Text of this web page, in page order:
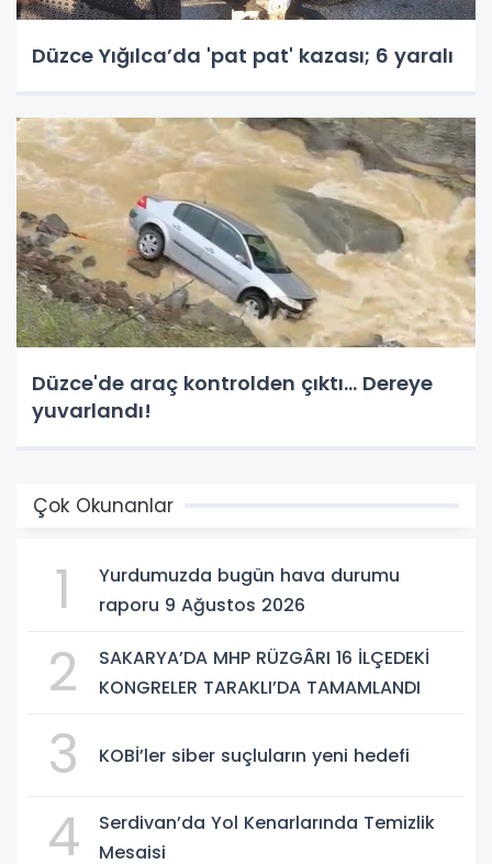
Düzce Yığılca’da 'pat pat' kazası; 6 yaralı
Düzce'de araç kontrolden çıktı... Dereye
yuvarlandı!
Çok Okunanlar
1
Yurdumuzda bugün hava durumu
raporu 9 Ağustos 2026
2
SAKARYA’DA MHP RÜZGÂRI 16 İLÇEDEKİ
KONGRELER TARAKLI’DA TAMAMLANDI
3 KOBİ’ler siber suçluların yeni hedefi
4
Serdivan’da Yol Kenarlarında Temizlik
Mesaisi